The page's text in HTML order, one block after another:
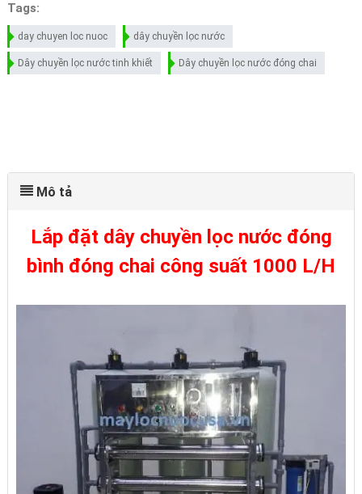
Tags:
day chuyen loc nuoc dây chuyền lọc nước
Dây chuyền lọc nước tinh khiết Dây chuyền lọc nước đóng chai
Mô tả
Lắp đặt dây chuyền lọc nước đóng
bình đóng chai công suất 1000 L/H